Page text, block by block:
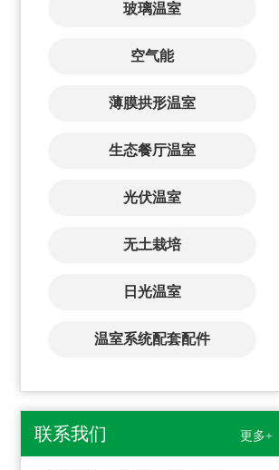
玻璃温室
空气能
薄膜拱形温室
生态餐厅温室
光伏温室
无土栽培
日光温室
温室系统配套配件
联系我们 更多+